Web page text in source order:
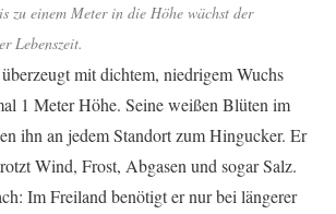
zu einem Meter in die Höhe wächst der
Lebenszeit.
mit dichtem, niedrigem Wuchs
1 Meter Höhe. Seine weißen Blüten im
ihn an jedem Standort zum Hingucker. Er
Wind, Frost, Abgasen und sogar Salz.
Im Freiland benötigt er nur bei längerer